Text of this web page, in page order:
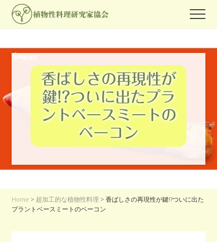
Menu
Skip
main
Skip
primary
Skip
footer
世
中
関
心
を
ン
ベ
ー
ス
ド
香ばしさの再現性が
鍵!?ついに出たプラ
ントベースミートの
ベーコン
Home > 超加工的な植物性料理 > 香ばしさの再現性が鍵!?ついに出た
プラントベースミートのベーコン